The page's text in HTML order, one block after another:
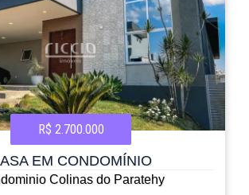
R$ 2.700.000
EM CONDOMÍNIO
Colinas do Paratehy